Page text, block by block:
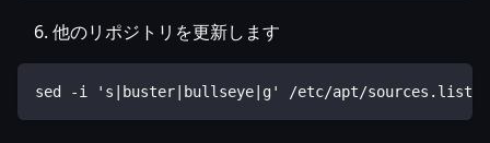
他のリポジトリを更新します
sed -i 's|buster|bullseye|g' /etc/apt/